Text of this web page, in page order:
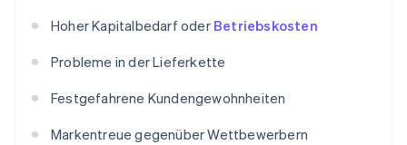
Hoher Kapitalbedarf oder Betriebskosten
Probleme in der Lieferkette
Festgefahrene Kundengewohnheiten
Markentreue gegenüber Wettbewerbern